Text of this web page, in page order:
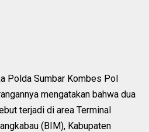
Polda Sumbar Kombes Pol
mengatakan bahwa dua
terjadi di area Terminal
(BIM), Kabupaten